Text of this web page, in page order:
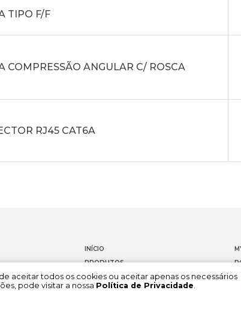
TIPO F/F
COMPRESSÃO ANGULAR C/ ROSCA
RJ45 CAT6A
INÍCIO
PRODUTOS
DOCUMENTAÇÃO
SOBRE NÓS
aceitar todos os cookies ou aceitar apenas os necessários
pode visitar a nossa Política de Privacidade.